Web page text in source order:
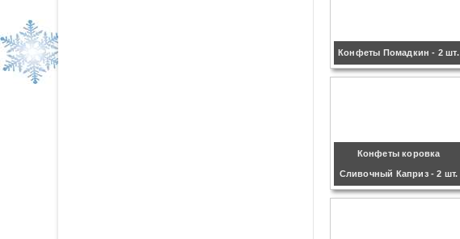
Конфеты Помадкин - 2 шт.
Конфеты коровка
Сливочный Каприз - 2 шт.